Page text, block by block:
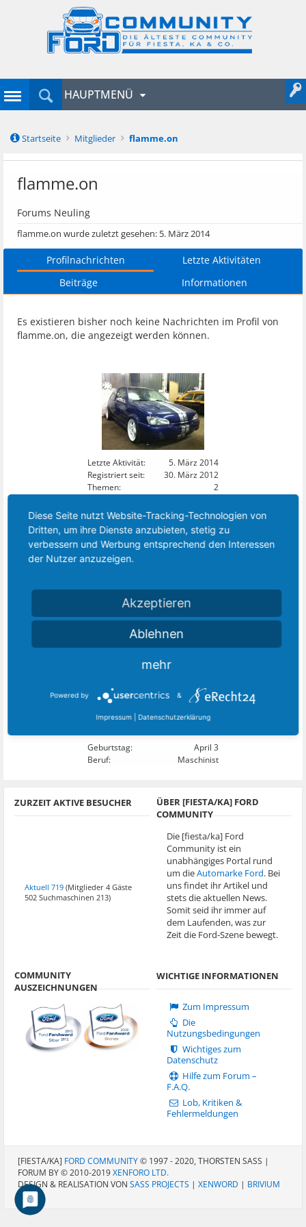
Startseite Mitglieder flamme.on
Letzte Aktivität:
5. März 2014
Registriert seit:
30. März 2012
Themen:
2
Zustimmungen:
0
Punkte für Erfolge:
DIESES MITGLIED FOLGT:
DIESEM MITGLIED FOLGEN:
Geburtstag:
April 3
Beruf:
Maschinist
flamme.on
Forums Neuling
flamme.on wurde zuletzt gesehen: 5. März 2014
Profilnachrichten
Letzte Aktivitäten
Beiträge
Informationen
Es existieren bisher noch keine Nachrichten im Profil von
flamme.on, die angezeigt werden können.
HAUPTMENÜ
ZURZEIT AKTIVE BESUCHER
Aktuell 719 (Mitglieder 4 Gäste
502 Suchmaschinen 213)
ÜBER [FIESTA/KA] FORD
COMMUNITY
Die [fiesta/ka] Ford
Community ist ein
unabhängiges Portal rund
um dieAutomarke Ford. Bei
uns findet ihr Artikel und
stets die aktuellen News.
Somit seid ihr immer auf
dem Laufenden, was zur
Zeit die Ford-Szene bewegt.
COMMUNITY
AUSZEICHNUNGEN
WICHTIGE INFORMATIONEN
Zum Impressum
Die
Nutzungsbedingungen
Wichtiges zum
Datenschutz
Hilfe zum Forum –
F.A.Q.
Lob, Kritiken &
Fehlermeldungen
[FIESTA/KA] FORD COMMUNITY© 1997 - 2020, THORSTEN SASS |
FORUM BY © 2010-2019XENFORO LTD.
DESIGN & REALISATION VON SASS PROJECTS | XENWORD | BRIVIUM
LCC.
Diese Seite nutzt Website-Tracking-Technologien von
Dritten, um ihre Dienste anzubieten, stetig zu
verbessern und Werbung entsprechend den Interessen
der Nutzer anzuzeigen.
Akzeptieren
Ablehnen
mehr
Powered by &
Impressum Datenschutzerklärung